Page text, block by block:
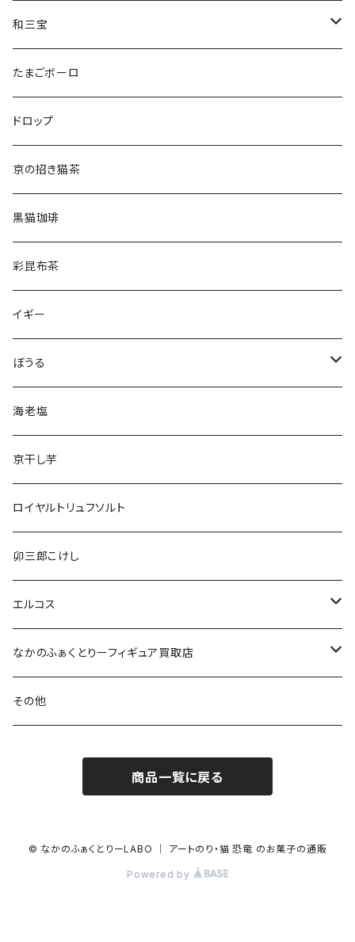
ねこさんわさんぼん
ねこさんギフト
和三宝
猫
それ以外
たまごボーロ
ドロップ
京の招き猫茶
黒猫珈琲
彩昆布茶
イギー
ぼうる
きょうりゅうぼうる
どうぶつぼうる
海老塩
京干し芋
ロイヤルトリュフソルト
卯三郎こけし
エルコス
セラップ
アシッドイレイザー
なかのふぁくとりーフィギュア買取店
フィギュア
その他
商品一覧に戻る
© なかのふぁくとりーLABO ｜ アートのり・猫 恐竜 のお菓子の通販
Powered by